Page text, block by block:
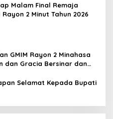
Malam Final Remaja
Rayon 2 Minut Tahun 2026
GMIM Rayon 2 Minahasa
dan Gracia Bersinar dan
Selamat Kepada Bupati